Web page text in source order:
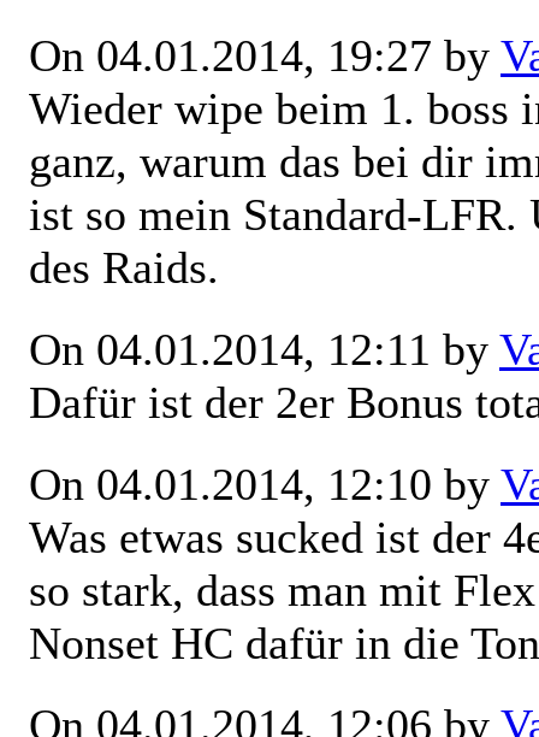
On 04.01.2014, 19:27 by
Wieder wipe beim 1. boss
ganz, warum das bei dir
ist so mein Standard-LFR.
des Raids.
On 04.01.2014, 12:11 by
Dafür ist der 2er Bonus
On 04.01.2014, 12:10 by
Was etwas sucked ist der
so stark, dass man mit
Nonset HC dafür in die
On 04.01.2014, 12:06 by